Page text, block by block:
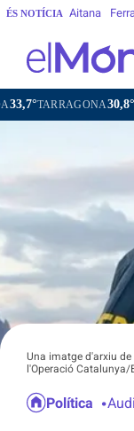
ÉS NOTÍCIA Aitana
30,8°TORTOSA33,5°
Una imatge d'arxiu
l'Operació Catalunya/
Política